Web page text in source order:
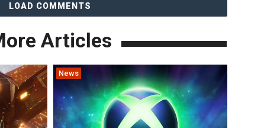
LOAD COMMENTS
Articles
News